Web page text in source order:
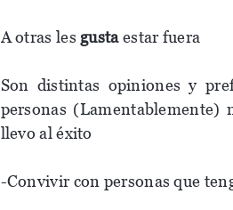
A otras les gustaestar fuera
Son distintas opiniones y
personas
llevo al éxito
-Convivir con personas que